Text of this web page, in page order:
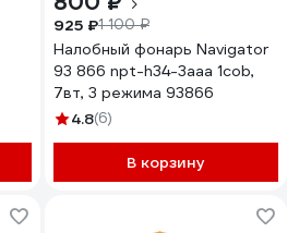
925 ₽1 100 ₽
Налобный фонарь Navigator
93 866 npt-h34-3aaa 1cob,
7вт, 3 режима 93866
4.8(6)
В корзину